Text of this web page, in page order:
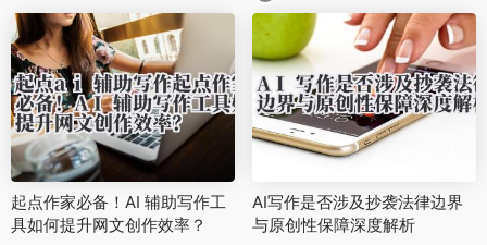
起点作家必备！AI 辅助写作工
具如何提升网文创作效率？
AI写作是否涉及抄袭法律边界
与原创性保障深度解析